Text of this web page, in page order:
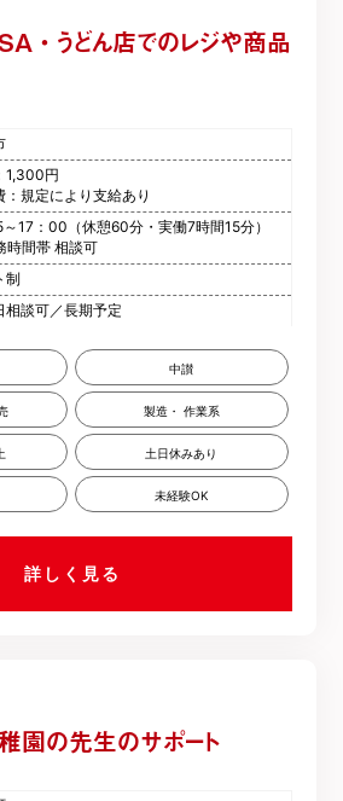
うどん店でのレジや商品
1,300円
：規定により支給あり
17：00（休憩60分・実働7時間15分）
間帯 相談可
制
相談可／長期予定
中讃
製造・ 作業系
土日休みあり
未経験OK
詳しく見る
の先生のサポート